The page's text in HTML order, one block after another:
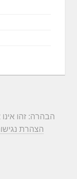
הבהרה: זהו
הצהרת